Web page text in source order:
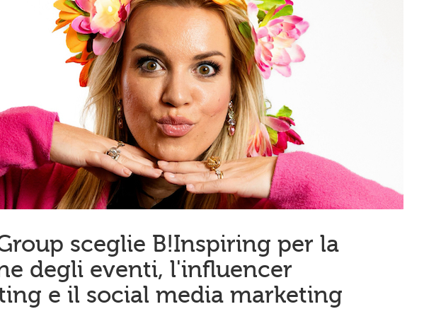
sceglie B!Inspiring per la
degli eventi, l'influencer
e il social media marketing